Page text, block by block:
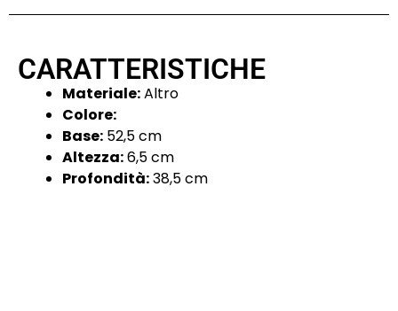
CARATTERISTICHE
Materiale:Altro
Colore:
Base: 52,5 cm
Altezza:6,5 cm
Profondità:38,5 cm